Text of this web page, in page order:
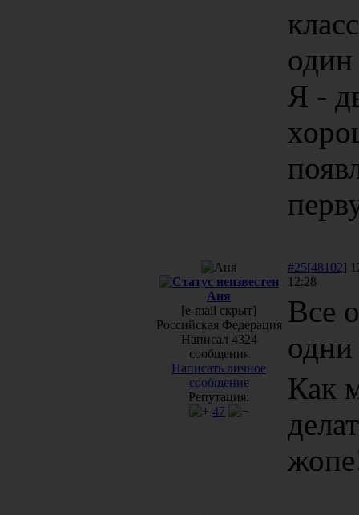
один
Я -
Аня
[e-mail скрыт]
Российская Федерация
Написал 4324
сообщения
Написать личное
сообщение
Репутация:
47
#25[48102]
12:28
Все
Как